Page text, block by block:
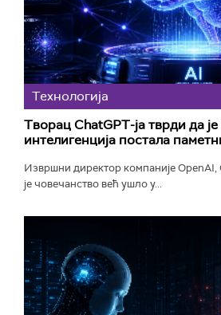
Технологијa
Творац ChatGPT-ја тврди да
интелигенција постала
Извршни директор компаније
је човечанство већ ушло у...